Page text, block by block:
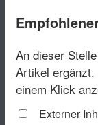
An dieser
Artikel
einem Klick
Externer